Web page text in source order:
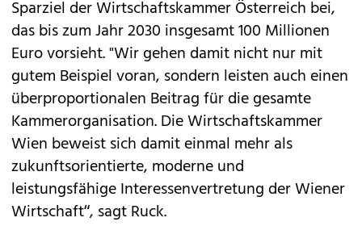
Sparziel der Wirtschaftskammer Österreich bei,
das bis zum Jahr 2030 insgesamt 100 Millionen
Euro vorsieht. "Wir gehen damit nicht nur mit
gutem Beispiel voran, sondern leisten auch einen
überproportionalen Beitrag für die gesamte
Kammerorganisation. Die Wirtschaftskammer
Wien beweist sich damit einmal mehr als
zukunftsorientierte, moderne und
leistungsfähige Interessenvertretung der Wiener
Wirtschaft“, sagt Ruck.